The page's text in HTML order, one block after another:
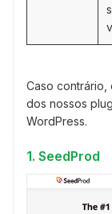
Caso contrário,
dos nossos
WordPress.
1. SeedProd